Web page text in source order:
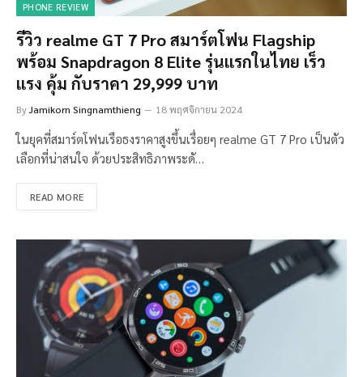
PHONE REVIEW
รีวิว realme GT 7 Pro สมาร์ตโฟน Flagship
พร้อม Snapdragon 8 Elite รุ่นแรกในไทย เร็ว
แรง คุ้ม กับราคา 29,999 บาท
ByJamikorn Singnamthieng 18 พฤศจิกายน 2024
ในยุคที่สมาร์ตโฟนเรือธงราคาสูงขึ้นเรื่อยๆ realme GT 7 Pro เป็นตัว
เลือกที่น่าสนใจ ด้วยประสิทธิภาพระดั…
READ MORE